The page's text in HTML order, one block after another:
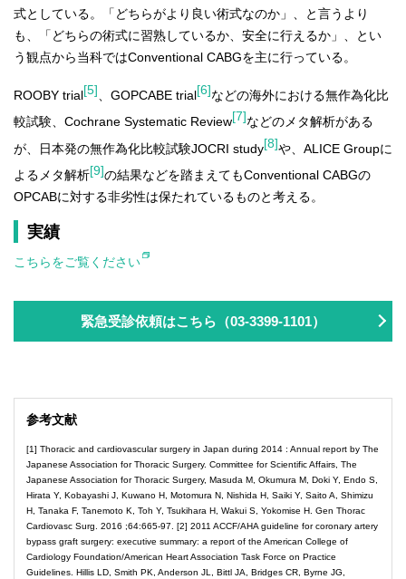
式としている。「どちらがより良い術式なのか」、と言うより
も、「どちらの術式に習熟しているか、安全に行えるか」、とい
う観点から当科ではConventional CABGを主に行っている。
ROOBY trial[5] 、GOPCABE trial[6]などの海外における無作為化比
較試験、Cochrane Systematic Review[7]などのメタ解析がある
が、日本発の無作為化比較試験JOCRI study[8]や、ALICE Groupに
よるメタ解析[9]の結果などを踏まえてもConventional CABGの
OPCABに対する非劣性は保たれているものと考える。
実績
こちらをご覧ください
緊急受診依頼はこちら（03-3399-1101）
参考文献
[1] Thoracic and cardiovascular surgery in Japan during 2014 : Annual report by The
Japanese Association for Thoracic Surgery. Committee for Scientific Affairs, The
Japanese Association for Thoracic Surgery, Masuda M, Okumura M, Doki Y, Endo S,
Hirata Y, Kobayashi J, Kuwano H, Motomura N, Nishida H, Saiki Y, Saito A, Shimizu
H, Tanaka F, Tanemoto K, Toh Y, Tsukihara H, Wakui S, Yokomise H. Gen Thorac
Cardiovasc Surg. 2016 ;64:665-97. [2] 2011 ACCF/AHA guideline for coronary artery
bypass graft surgery: executive summary: a report of the American College of
Cardiology Foundation/American Heart Association Task Force on Practice
Guidelines. Hillis LD, Smith PK, Anderson JL, Bittl JA, Bridges CR, Byrne JG,